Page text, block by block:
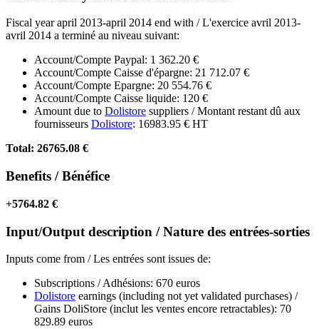
Fiscal year april 2013-april 2014 end with / L'exercice avril 2013-
avril 2014 a terminé au niveau suivant:
Account/Compte Paypal: 1 362.20 €
Account/Compte Caisse d'épargne: 21 712.07 €
Account/Compte Epargne: 20 554.76 €
Account/Compte Caisse liquide: 120 €
Amount due to Dolistore suppliers / Montant restant dû aux
fournisseurs Dolistore: 16983.95 € HT
Total: 26765.08 €
Benefits / Bénéfice
+5764.82 €
Input/Output description / Nature des entrées-sorties
Inputs come from / Les entrées sont issues de:
Subscriptions / Adhésions: 670 euros
Dolistore earnings (including not yet validated purchases) /
Gains DoliStore (inclut les ventes encore retractables): 70
829.89 euros